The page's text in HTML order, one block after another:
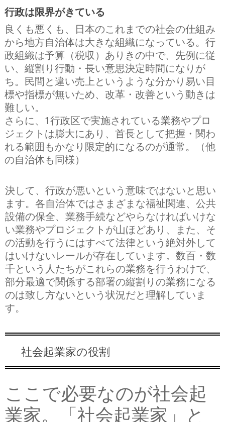
行政は限界がきている
良くも悪くも、日本のこれまでの社会の仕組み
から地方自治体は大きな組織になっている。行
政組織は予算（税収）ありきの中で、先例に従
い、縦割り行動・長い意思決定時間になりが
ち。民間と違い売上というような分かり易い目
標や指標が無いため、改革・改善という動きは
難しい。
さらに、1行政区で実施されている業務やプロ
ジェクトは膨大にあり、首長として把握・関わ
れる範囲もかなり限定的になるのが通常。（他
の自治体も同様）
決して、行政が悪いという意味ではないと思い
ます。各自治体ではさまざまな福祉関連、公共
設備の保全、業務手続などやらなければいけな
い業務やプロジェクトが山ほどあり、また、そ
の活動を行うにはすべて法律という絶対外して
はいけないレールが存在しています。数百・数
千という人たちがこれらの業務を行うわけで、
部分最適で関係する部署の縦割りの業務になる
のは致し方ないという状況だと理解していま
す。
社会起業家の役割
ここで必要なのが社会起
業家。「社会起業家」と